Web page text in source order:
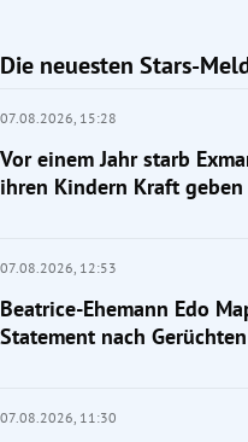
Die neuesten Stars-
07.08.2026, 15:28
Vor einem Jahr starb
ihren Kindern Kraft
07.08.2026, 12:53
Beatrice-Ehemann Edo
Statement nach
07.08.2026, 11:30